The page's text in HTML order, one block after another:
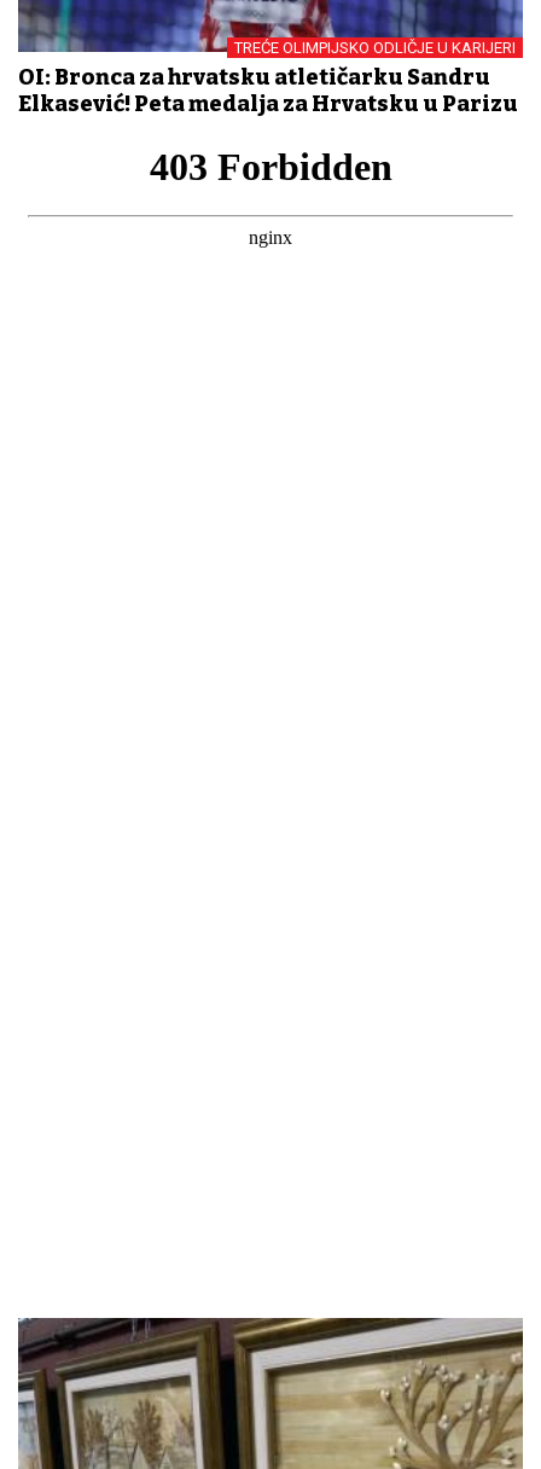
TREĆE OLIMPIJSKO ODLIČJE U KARIJERI
OI: Bronca za hrvatsku atletičarku Sandru
Elkasević! Peta medalja za Hrvatsku u Parizu